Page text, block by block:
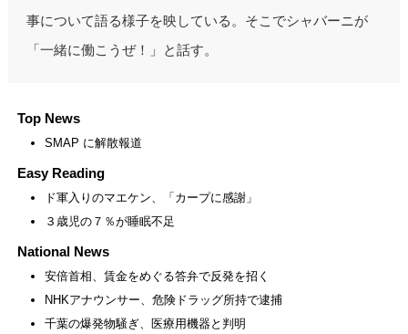
事について語る様子を映している。そこでシャバーニが
「一緒に働こうぜ！」と話す。
Top News
SMAP に解散報道
Easy Reading
ド軍入りのマエケン、「カープに感謝」
３歳児の７％が睡眠不足
National News
安倍首相、賃金をめぐる答弁で反発を招く
NHKアナウンサー、危険ドラッグ所持で逮捕
千葉の爆発物騒ぎ、医療用機器と判明